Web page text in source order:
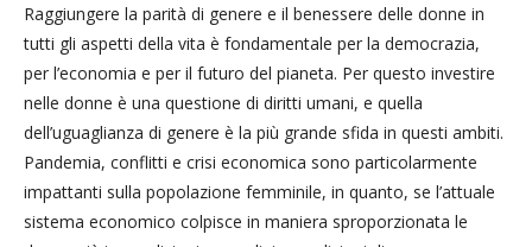
Raggiungere la parità di genere e il benessere delle donne in
tutti gli aspetti della vita è fondamentale per la democrazia,
per l’economia e per il futuro del pianeta. Per questo investire
nelle donne è una questione di diritti umani, e quella
dell’uguaglianza di genere è la più grande sfida in questi ambiti.
Pandemia, conflitti e crisi economica sono particolarmente
impattanti sulla popolazione femminile, in quanto, se l’attuale
sistema economico colpisce in maniera sproporzionata le